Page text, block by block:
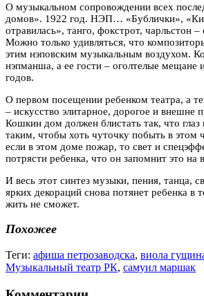
О музыкальном сопровождении всех
домов». 1922 год. НЭП… «Бублички»,
отравилась», танго, фокстрот, чарльстон
Можно только удивляться, что
этим нэповским музыкальным воздухом.
нэпманша, а ее гости – оголтелые мещане
годов.
О первом посещении ребенком театра, а
– искусство элитарное, дорогое и внешне
Кошкин дом должен блистать так, что глаз
таким, чтобы хоть чуточку побыть в этом ч
если в этом доме пожар, то свет и
потрясти ребенка, что он запомнит это на
И весь этот синтез музыки, пения, танца,
ярких декораций снова потянет ребенка в
жить не сможет.
Похожее
Теги: афиша петрозаводска, виола
Музыкальный театр РК, самуил маршак